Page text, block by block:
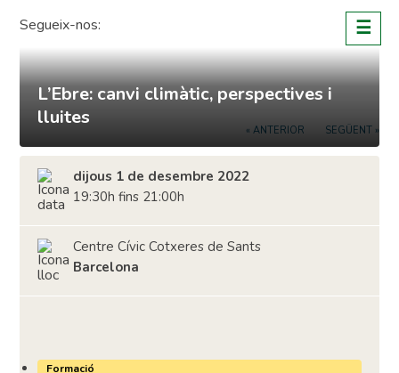
content
Segueix-nos: ☰
« ANTERIOR SEGÜENT »
L’Ebre: canvi climàtic, perspectives i
lluites
dijous 1 de desembre 2022
19:30h fins 21:00h
Centre Cívic Cotxeres de Sants
Barcelona
Formació